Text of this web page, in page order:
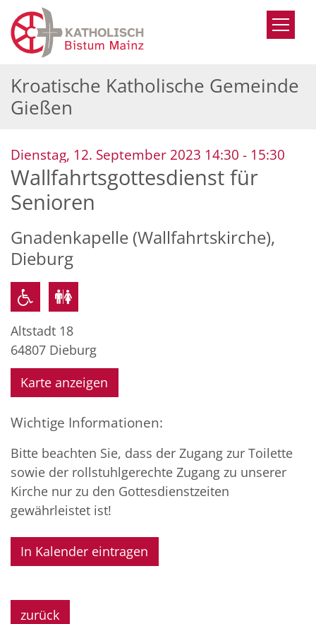
Zum Inhalt springen
Kroatische Katholische Gemeinde
Gießen
Dienstag, 12. September 2023 14:30 - 15:30
Wallfahrtsgottesdienst für
Senioren
Gnadenkapelle (Wallfahrtskirche),
Dieburg
Altstadt 18
64807 Dieburg
Karte anzeigen
Wichtige Informationen:
Bitte beachten Sie, dass der Zugang zur Toilette
sowie der rollstuhlgerechte Zugang zu unserer
Kirche nur zu den Gottesdienstzeiten
gewährleistet ist!
In Kalender eintragen
zurück